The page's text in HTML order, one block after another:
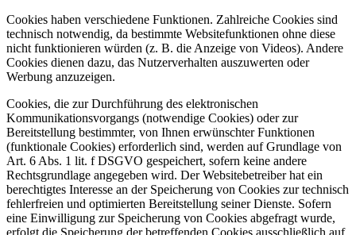
Cookies haben verschiedene Funktionen. Zahlreiche Cookies sind
technisch notwendig, da bestimmte Websitefunktionen ohne diese
nicht funktionieren würden (z. B. die Anzeige von Videos). Andere
Cookies dienen dazu, das Nutzerverhalten auszuwerten oder
Werbung anzuzeigen.
Cookies, die zur Durchführung des elektronischen
Kommunikationsvorgangs (notwendige Cookies) oder zur
Bereitstellung bestimmter, von Ihnen erwünschter Funktionen
(funktionale Cookies) erforderlich sind, werden auf Grundlage von
Art. 6 Abs. 1 lit. f DSGVO gespeichert, sofern keine andere
Rechtsgrundlage angegeben wird. Der Websitebetreiber hat ein
berechtigtes Interesse an der Speicherung von Cookies zur technisch
fehlerfreien und optimierten Bereitstellung seiner Dienste. Sofern
eine Einwilligung zur Speicherung von Cookies abgefragt wurde,
erfolgt die Speicherung der betreffenden Cookies ausschließlich auf